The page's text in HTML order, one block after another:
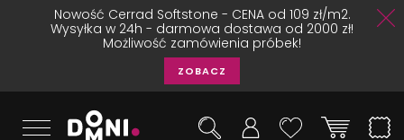
Nowość Cerrad Softstone - CENA od 109 zł/m2.
Wysyłka w 24h - darmowa dostawa od 2000 zł!
Możliwość zamówienia próbek!
ZOBACZ